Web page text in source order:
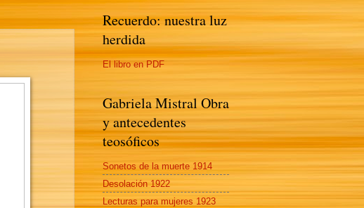
Recuerdo: nuestra luz
herdida
El libro en PDF
Gabriela Mistral Obra
y antecedentes
teosóficos
Sonetos de la muerte 1914
Desolación 1922
Lecturas para mujeres 1923